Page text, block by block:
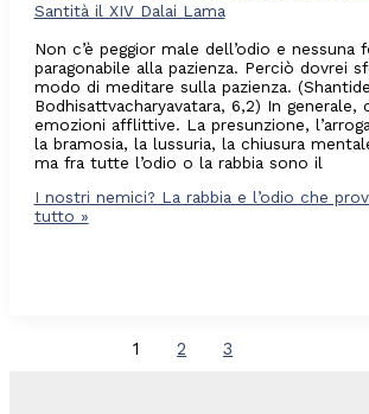
Santità il XIV Dalai Lama
Non c’è peggior male dell’odio e nessuna
paragonabile alla pazienza. Perciò dovrei
modo di meditare sulla pazienza.
Bodhisattvacharyavatara, 6,2) In
emozioni afflittive. La presunzione,
la bramosia, la lussuria, la chiusura
ma fra tutte l’odio o la rabbia sono il
I nostri nemici? La rabbia e l’odio che
tutto »
1 2 3